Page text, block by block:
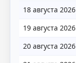
18 августа 2026
19 августа 2026
20 августа 2026